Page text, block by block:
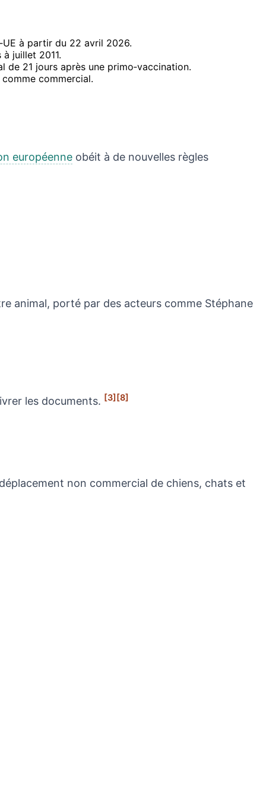
à partir du 22 avril 2026.
juillet 2011.
21 jours après une primo‑vaccination.
commercial.
européenne obéit à de nouvelles règles
animal, porté par des acteurs comme Stéphane
les documents. [3][8]
non commercial de chiens, chats et